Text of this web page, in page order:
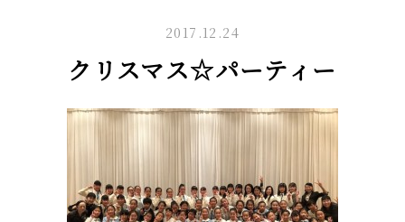
2017.12.24
クリスマス☆パーティー